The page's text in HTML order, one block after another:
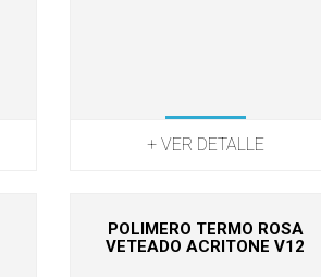
+ VER DETALLE
POLIMERO TERMO ROSA
VETEADO ACRITONE V12